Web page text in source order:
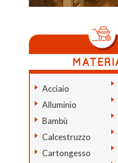
Acciaio
Alluminio
Bambù
Calcestruzzo
Cartongesso